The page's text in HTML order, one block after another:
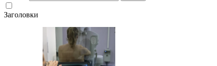
Заголовки